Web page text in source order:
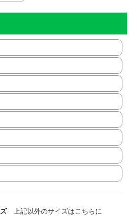
上記以外のサイズはこちらに